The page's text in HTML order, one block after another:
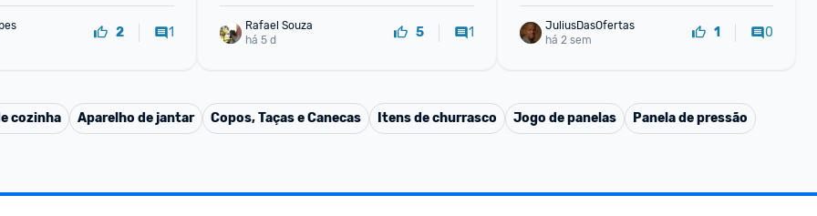
2 1
Rafael Souza
há 5 d
5 1
JuliusDasOfertas
há 2 sem
1 0
cozinha Aparelho de jantar Copos, Taças e Canecas Itens de churrasco Jogo de panelas Panela de pressão